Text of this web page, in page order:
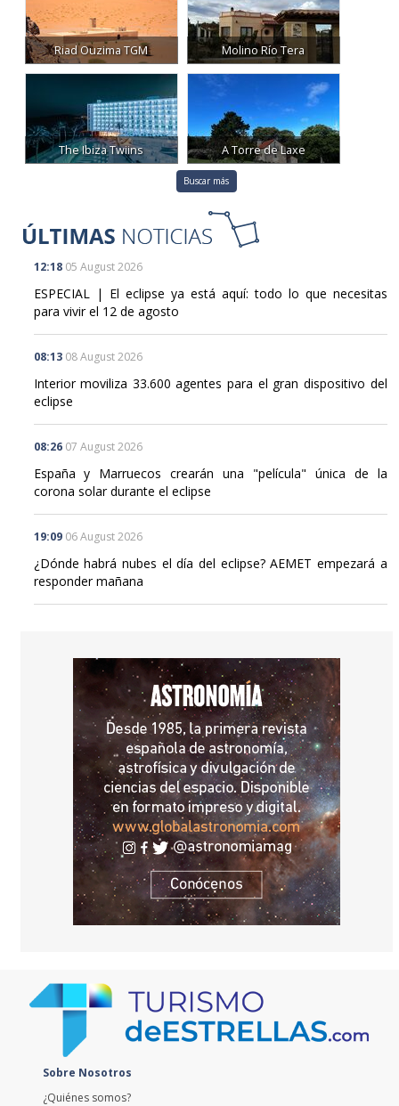
Riad Ouzima TGM Molino Río Tera
The Ibiza Twiins A Torre de Laxe
Buscar más
12:18 05 August 2026
ESPECIAL | El eclipse ya está aquí: todo lo que necesitas
para vivir el 12 de agosto
08:13 08 August 2026
Interior moviliza 33.600 agentes para el gran dispositivo del
eclipse
08:26 07 August 2026
España y Marruecos crearán una "película" única de la
corona solar durante el eclipse
19:09 06 August 2026
¿Dónde habrá nubes el día del eclipse? AEMET empezará a
responder mañana
Sobre Nosotros
¿Quiénes somos?